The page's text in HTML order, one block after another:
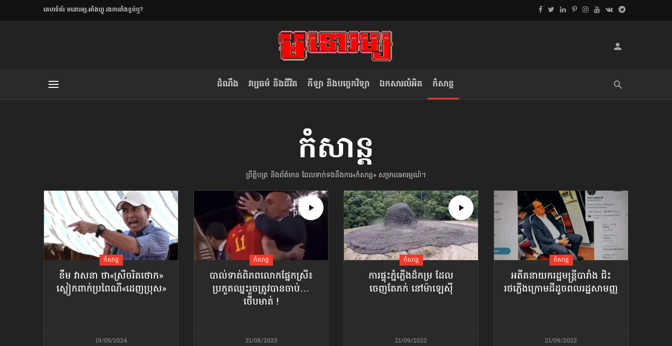
​គេហទំព័រ មនោរម្យ.អាំងហ្វូ រងការរាំងខ្ទប់ឬ?
ដំណឹង វប្បធម៌ និងជីវិត កីឡា និងបច្ចេកវិទ្យា ឯកសារលំអិត កំសាន្ដ
កំសាន្ដ
ព្រឹត្តិបត្រ និងព័ត៌មាន ដែលទាក់ទងនឹងការ«កំសាន្ដ» សម្រាលអារម្មណ៍។
កំសាន្ដ
ខឹម វាសនា ថា«ស្រីចរិតថោក»​
ស្លៀកពាក់ប្រពៃណី​«ដេញប្រុស»
19/05/2024
កំសាន្ដ
បាល់ទាត់​ពិភពលោក​ផ្នែកស្រី៖
ប្រកួតឈ្នះរួច​ត្រូវបានចាប់…
ថើបមាត់ !
21/08/2023
កំសាន្ដ
ការផ្ទុះភ្នំភ្លើងដ៏កម្រ ដែល
ចេញតែភក់ នៅម៉ាឡេស៊ី
21/09/2022
កំសាន្ដ
អតីត​នាយករដ្ឋមន្ត្រី​បារាំង ជិះ
រថភ្លើង​ក្រោមដី​ដូចពលរដ្ឋ​សាមញ្ញ
21/09/2022
សម រង្ស៊ី៖ កម្ពុជាគួរមើលគំរូ​តាម​
វៀតណាម ក្នុង​ការប្តូរ​មេដឹកនាំ របស់​
មនុស្ស»
ខឹម វាសនា ថា«ស្រី
ចរិតថោក»​ស្លៀកពាក់
ប្រពៃណី​«ដេញប្រុស»
អឹមបាពេ ប្រកាសជាផ្លូវការ
ចាកចេញពីក្រុម ប៉ារីស
ថើបមាត់ ៖ ក្រុមកីឡាការិនី​